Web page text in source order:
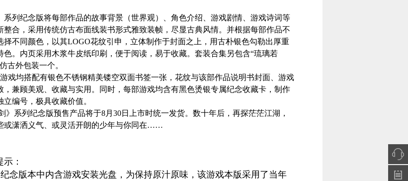
系列纪念版将每部作品的故事背景（世界观）、角色介绍、游戏剧情、游戏诗词等
整合，采用传统仿古布面线装书形式雅致装帧，尽显古典风情。并根据每部作品不
择不同颜色，以其LOGO花纹引申，立体制作于封面之上，用古朴银色勾勒出厚重
色。内页采用木浆牛皮纸印刷，便于阅读，易于收藏。套装合集另包含“琉璃若
古外包装一个。
均搭配有银色不锈钢精美镂空双面书签一张，花纹与该部作品说明书封面、游戏
，兼顾美观、收藏与实用。同时，每部游戏均含有黑色烫银专属纪念收藏卡，制作
立编号，极具收藏价值。
系列纪念版预售产品将于8月30日上市时统一发货。数十年后，再探茫茫江湖，
或潇洒义气、或灵活开朗的少年与你同在……
：
版本中内含游戏安装光盘，为保持原汁原味，该游戏本版采用了当年